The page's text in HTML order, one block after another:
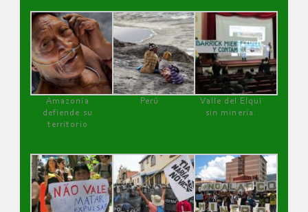
Amazonía
defiende su
territorio
Perú
Valle del Elqui
sin minería.